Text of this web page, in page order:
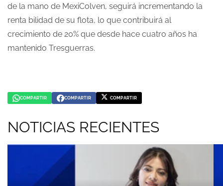
de la mano de MexiColven, seguirá incrementando la
renta bilidad de su flota, lo que contribuirá al
crecimiento de 20% que desde hace cuatro años ha
mantenido Tresguerras.
COMPARTIR
COMPARTIR
COMPARTIR
COMPARTIR
COMPARTIR
COMPARTIR
NOTICIAS RECIENTES